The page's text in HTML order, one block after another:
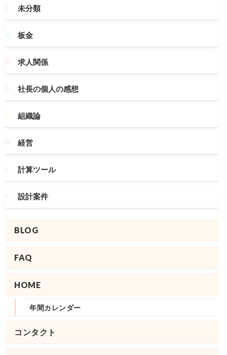
未分類
板金
求人関係
社長の個人の感想
組織論
経営
計算ツール
設計案件
BLOG
FAQ
HOME
年間カレンダー
コンタクト